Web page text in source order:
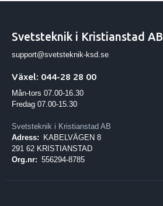
Svetsteknik i Kristianstad AB
support@svetsteknik-ksd.se
Växel: 044-28 28 00
Mån-tors 07.00-16.30
Fredag 07.00-15.30
Svetsteknik i Kristianstad AB
Adress:
KABELVÄGEN 8
291 62 KRISTIANSTAD
Org.nr: 556294-8785